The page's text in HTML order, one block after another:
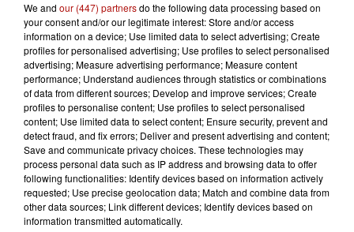
THE PERFECT KISS
Le 9ème single des New Order, The Perfect Kiss, sorti en
1985 y figure aussi ! Avec sa basse funky, des synthés et
un sample de...Cris de grenouilles !
On entend également du Peter Gabriel («I Have the Touch
») les Korgis ( «Everybody’s Got to Learn Sometime») ou
bien Public Image ( «The Order of Death»).
We and our (447) partnersdo the following data processing based on
your consent and/or our legitimate interest: Store and/or access
information on a device; Use limited data to select advertising; Create
profiles for personalised advertising; Use profiles to select personalised
advertising; Measure advertising performance; Measure content
performance; Understand audiences through statistics or combinations
of data from different sources; Develop and improve services; Create
profiles to personalise content; Use profiles to select personalised
content; Use limited data to select content; Ensure security, prevent and
detect fraud, and fix errors; Deliver and present advertising and content;
Save and communicate privacy choices. These technologies may
process personal data such as IP address and browsing data to offer
following functionalities: Identify devices based on information actively
requested; Use precise geolocation data; Match and combine data from
other data sources; Link different devices; Identify devices based on
information transmitted automatically.